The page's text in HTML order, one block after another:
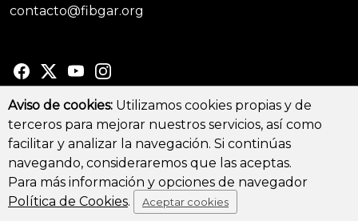
contacto@fibgar.org
© Copyright 2026 - All Rights Reserved
Aviso legal y Política de privacidad -Política de cookies
Aviso de cookies: Utilizamos cookies propias y de
terceros para mejorar nuestros servicios, así como
facilitar y analizar la navegación. Si continúas
navegando, consideraremos que las aceptas.
Para más información y opciones de navegador
Política de Cookies. Aceptar cookies